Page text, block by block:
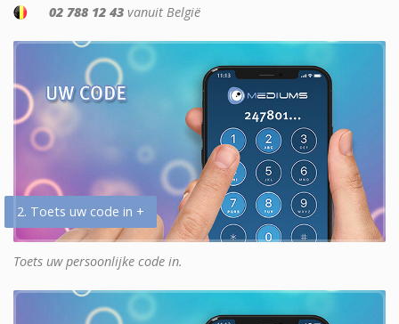
02 788 12 43 vanuit België
2. Toets uw code in +
Toets uw persoonlijke code in.